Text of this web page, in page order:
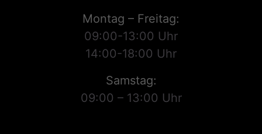
Montag – Freitag:
09:00-13:00 Uhr
14:00-18:00 Uhr
Samstag:
09:00 – 13:00 Uhr